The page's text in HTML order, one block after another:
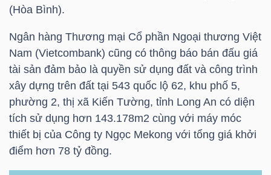
(Hòa Bình).
Ngân hàng Thương mại Cổ phần Ngoại thương Việt
Nam (Vietcombank) cũng có thông báo bán đấu giá
tài sản đảm bảo là quyền sử dụng đất và công trình
xây dựng trên đất tại 543 quốc lộ 62, khu phố 5,
phường 2, thị xã Kiến Tường, tỉnh Long An có diện
tích sử dụng hơn 143.178m2 cùng với máy móc
thiết bị của Công ty Ngọc Mekong với tổng giá khởi
điểm hơn 78 tỷ đồng.
(-)